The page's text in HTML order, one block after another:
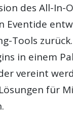
des All-In-
Eventide
Tools
in einem
vereint
für